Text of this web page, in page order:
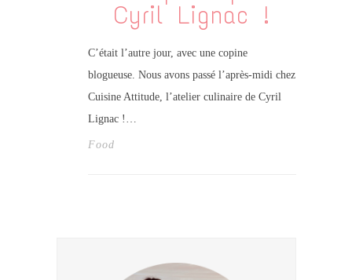
Cyril Lignac !
C’était l’autre jour, avec une copine
blogueuse. Nous avons passé l’après-midi chez
Cuisine Attitude, l’atelier culinaire de Cyril
Lignac !…
Food